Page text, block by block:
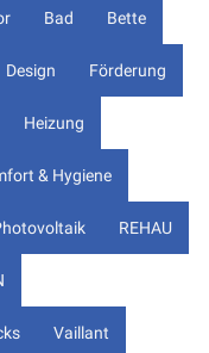
Bad Bette
Design Förderung
Heizung
& Hygiene
REHAU
Vaillant